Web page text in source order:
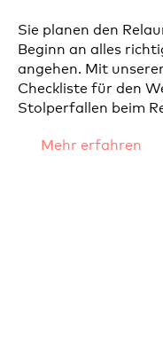
Sie planen den
Beginn an alles
angehen. Mit
Checkliste für den
Stolperfallen beim
Mehr erfahren